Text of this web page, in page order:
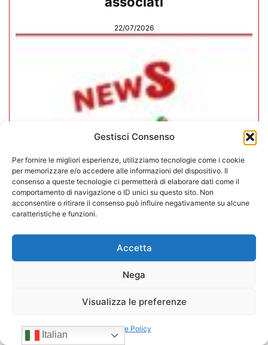
Gestisci Consenso
Per fornire le migliori esperienze, utilizziamo tecnologie come i cookie
per memorizzare e/o accedere alle informazioni del dispositivo. Il
consenso a queste tecnologie ci permetterà di elaborare dati come il
comportamento di navigazione o ID unici su questo sito. Non
acconsentire o ritirare il consenso può influire negativamente su alcune
caratteristiche e funzioni.
Accetta
Nega
Visualizza le preferenze
Cookie Policy
22/07/2026
nuovo Consiglio di Amministrazione
Italian